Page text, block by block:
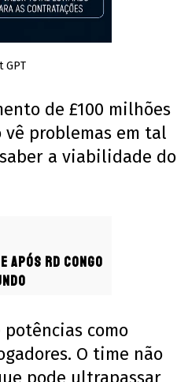
GPT
de £100 milhões
vê problemas em tal
a viabilidade do
após RD Congo
como
O time não